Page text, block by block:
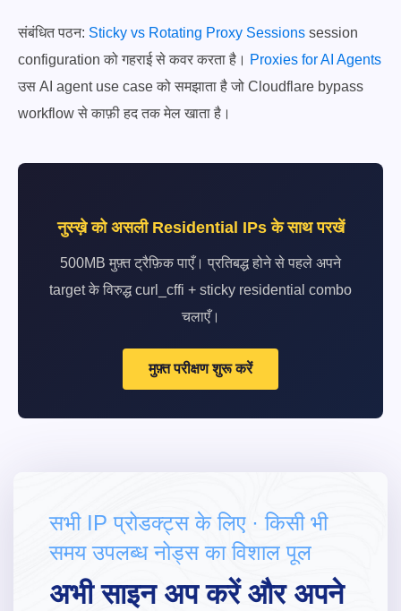
संबंधित पठन: Sticky vs Rotating Proxy Sessions session
configuration को गहराई से कवर करता है। Proxies for AI Agents
उस AI agent use case को समझाता है जो Cloudflare bypass
workflow से काफ़ी हद तक मेल खाता है।
नुस्ख़े को असली Residential IPs के साथ परखें
500MB मुफ़्त ट्रैफ़िक पाएँ। प्रतिबद्ध होने से पहले अपने
target के विरुद्ध curl_cffi + sticky residential combo
चलाएँ।
मुफ़्त परीक्षण शुरू करें
सभी IP प्रोडक्ट्स के लिए · किसी भी
समय उपलब्ध नोड्स का विशाल पूल
अभी साइन अप करें और अपने